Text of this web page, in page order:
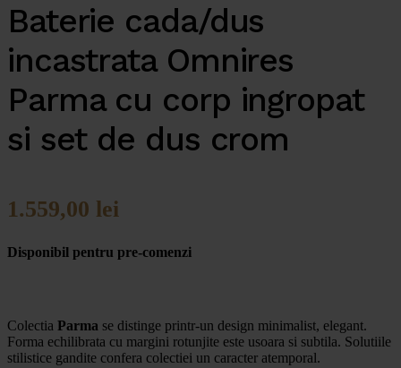
Baterie cada/dus
incastrata Omnires
Parma cu corp ingropat
si set de dus crom
1.559,00 lei
Disponibil pentru pre-comenzi
Colectia Parma se distinge printr-un design minimalist, elegant.
Forma echilibrata cu margini rotunjite este usoara si subtila. Solutiile
stilistice gandite confera colectiei un caracter atemporal.